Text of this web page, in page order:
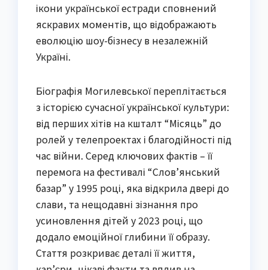
ікони української естради сповнений
яскравих моментів, що відображають
еволюцію шоу-бізнесу в незалежній
Україні.
Біографія Могилевської переплітається
з історією сучасної української культури:
від перших хітів на кшталт “Місяць” до
ролей у телепроектах і благодійності під
час війни. Серед ключових фактів – її
перемога на фестивалі “Слов’янський
базар” у 1995 році, яка відкрила двері до
слави, та нещодавні зізнання про
усиновлення дітей у 2023 році, що
додало емоційної глибини її образу.
Стаття розкриває деталі її життя,